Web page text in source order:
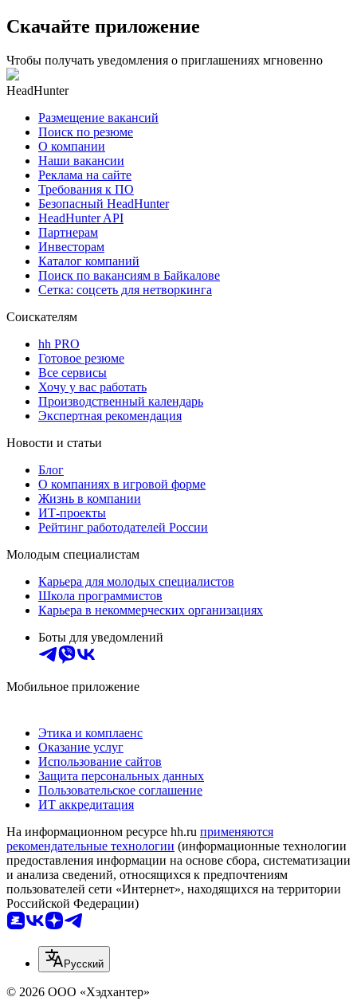
Скачайте приложение
Чтобы получать уведомления о приглашениях мгновенно
HeadHunter
Размещение вакансий
Поиск по резюме
О компании
Наши вакансии
Реклама на сайте
Требования к ПО
Безопасный HeadHunter
HeadHunter API
Партнерам
Инвесторам
Каталог компаний
Поиск по вакансиям в Байкалове
Сетка: соцсеть для нетворкинга
Соискателям
hh PRO
Готовое резюме
Все сервисы
Хочу у вас работать
Производственный календарь
Экспертная рекомендация
Новости и статьи
Блог
О компаниях в игровой форме
Жизнь в компании
ИТ-проекты
Рейтинг работодателей России
Молодым специалистам
Карьера для молодых специалистов
Школа программистов
Карьера в некоммерческих организациях
Боты для уведомлений
Мобильное приложение
Этика и комплаенс
Оказание услуг
Использование сайтов
Защита персональных данных
Пользовательское соглашение
ИТ аккредитация
На информационном ресурсе hh.ru применяются
рекомендательные технологии (информационные технологии
предоставления информации на основе сбора, систематизации
и анализа сведений, относящихся к предпочтениям
пользователей сети «Интернет», находящихся на территории
Российской Федерации)
Русский
© 2026 ООО «Хэдхантер»